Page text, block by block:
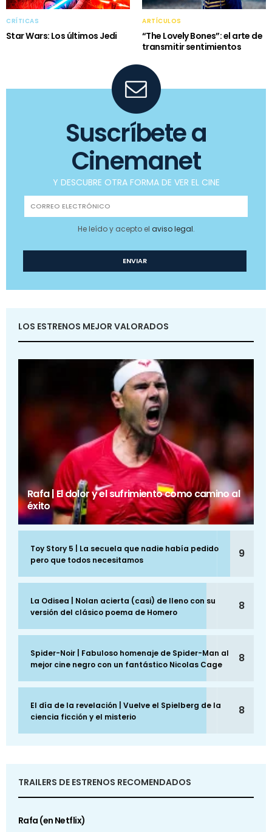
CRÍTICAS
Star Wars: Los últimos Jedi
ARTÍCULOS
“The Lovely Bones”: el arte de
transmitir sentimientos
Suscríbete a
Cinemanet
Y DESCUBRE OTRA FORMA DE VER EL CINE
He leído y acepto el aviso legal.
LOS ESTRENOS MEJOR VALORADOS
Rafa | El dolor y el sufrimiento como camino al
éxito
Toy Story 5 | La secuela que nadie había pedido
pero que todos necesitamos
9
La Odisea | Nolan acierta (casi) de lleno con su
versión del clásico poema de Homero
8
Spider-Noir | Fabuloso homenaje de Spider-Man al
mejor cine negro con un fantástico Nicolas Cage
8
El día de la revelación | Vuelve el Spielberg de la
ciencia ficción y el misterio
8
TRAILERS DE ESTRENOS RECOMENDADOS
Rafa (en Netflix)